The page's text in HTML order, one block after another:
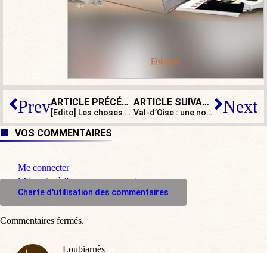
Prev ARTICLE PRÉCÉDENT
[Edito] Les choses bougent, la NUPES éclatée façon puzzle ?
ARTICLE SUIVANT
Val-d’Oise : une nonagénaire hospitalisée meurt après une suspicion de viol Next
VOS COMMENTAIRES
Me connecter
M'inscrire à l'espace commentaire
Charte d'utilisation des commentaires
Loubiarnès
Commentaires fermés.